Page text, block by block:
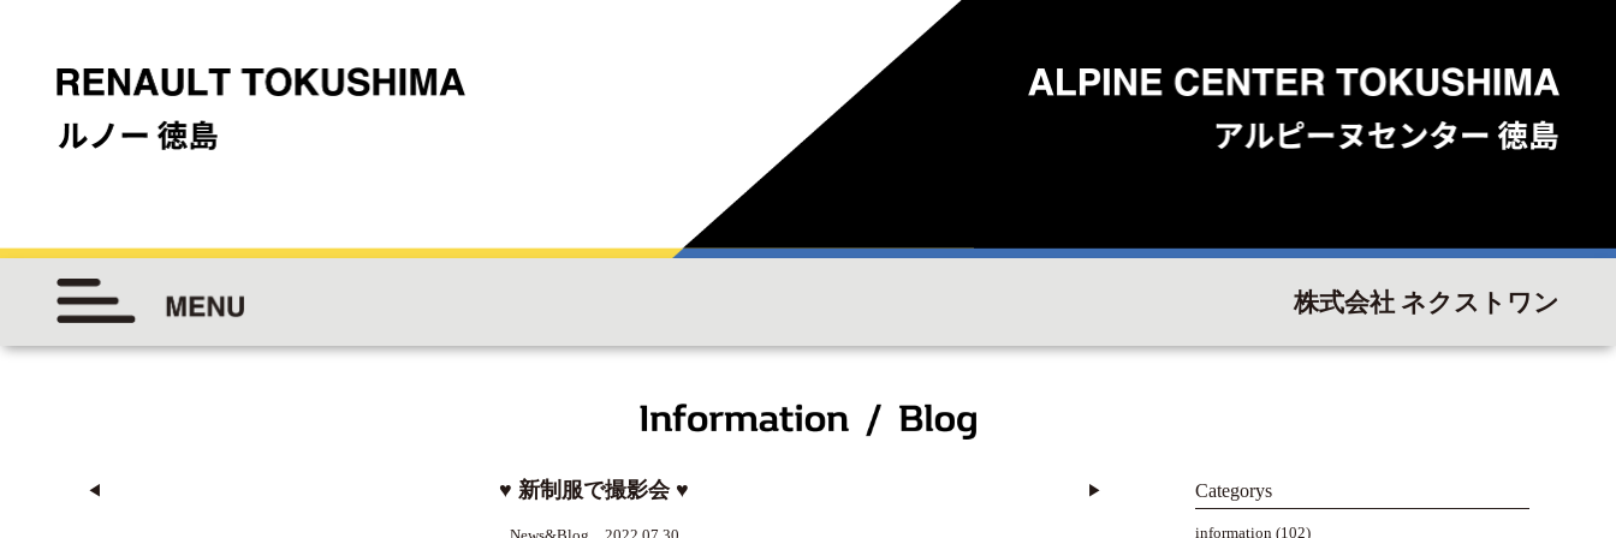
株式会社 ネクストワン
◀︎ ♥ 新制服で撮影会 ♥ ▶︎ Categorys
information(102)